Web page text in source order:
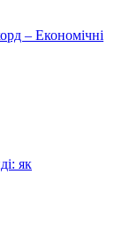
– Економічні
як